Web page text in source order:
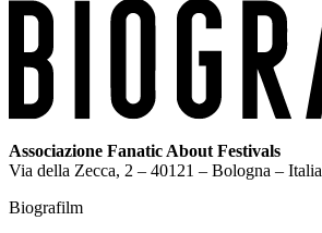
Associazione Fanatic About Festivals
Via della Zecca, 2 – 40121 – Bologna – Italia
Biografilm